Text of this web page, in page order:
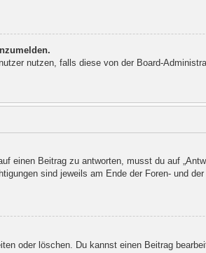
nutzen, falls diese von der Board-
einen Beitrag zu antworten, musst du auf
sind jeweils am Ende der Foren- und
oder löschen. Du kannst einen Beitrag